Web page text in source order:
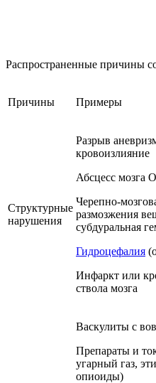
Распространенные причины
Причины Примеры
Структурные
нарушения
Разрыв
кровоизлияние
Абсцесс мозга
Черепно-
размозжения
субдуральная
Гидроцефалия
Инфаркт или
ствола мозга
Васкулиты с
Препараты и
угарный газ,
опиоиды)